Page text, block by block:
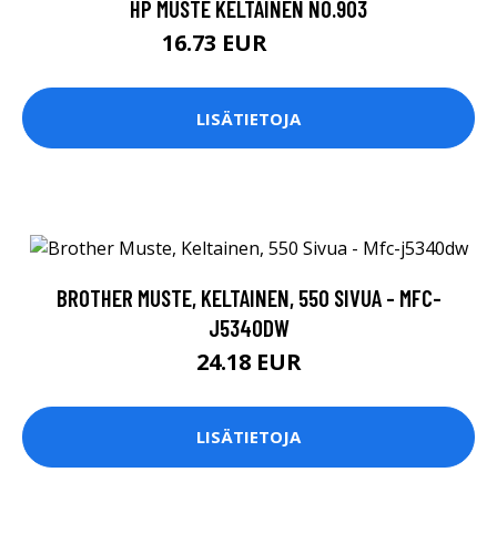
HP MUSTE KELTAINEN NO.903
16.73 EUR
LISÄTIETOJA
BROTHER MUSTE, KELTAINEN, 550 SIVUA - MFC-
J5340DW
24.18 EUR
LISÄTIETOJA